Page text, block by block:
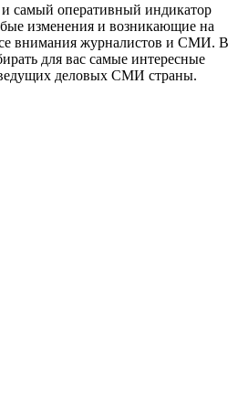
самый оперативный индикатор
изменения и возникающие на
внимания журналистов и СМИ. В
для вас самые интересные
деловых СМИ страны.